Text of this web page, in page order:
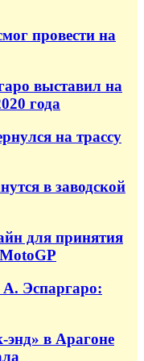
провести на
выставил на
года
на трассу
в заводской
для принятия
Эспаргаро:
в Арагоне